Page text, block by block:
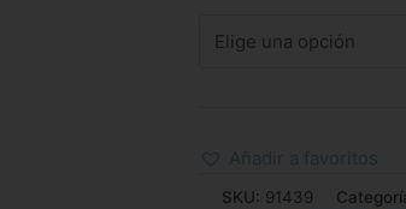
Añadir a favoritos
SKU: 91439